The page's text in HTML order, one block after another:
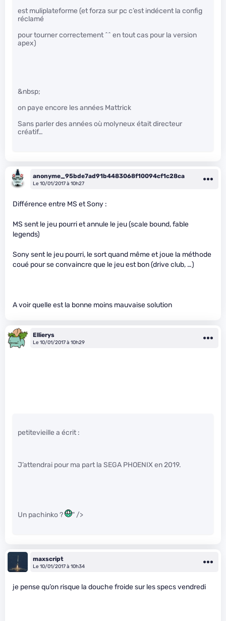
est muliplateforme (et forza sur pc c’est indécent la config
réclamé
pour tourner correctement ^^ en tout cas pour la version
apex)
&nbsp;
on paye encore les années Mattrick
Sans parler des années où molyneux était directeur
créatif…
anonyme_95bde7ad91b4483068f10094cf1c28ca
Le 10/01/2017 à 10h27
Différence entre MS et Sony :
MS sent le jeu pourri et annule le jeu (scale bound, fable
legends)
Sony sent le jeu pourri, le sort quand même et joue la méthode
coué pour se convaincre que le jeu est bon (drive club, …)
A voir quelle est la bonne moins mauvaise solution
Ellierys
Le 10/01/2017 à 10h29
petitevieille a écrit :
J’attendrai pour ma part la SEGA PHOENIX en 2019.
Un pachinko ? " />
maxscript
Le 10/01/2017 à 10h34
je pense qu’on risque la douche froide sur les specs vendredi